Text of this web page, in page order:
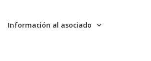
Información al asociado